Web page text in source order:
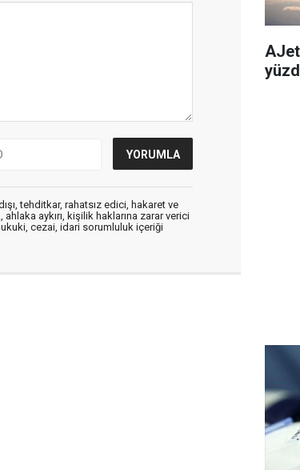
tehditkar, rahatsız edici, hakaret ve
aykırı, kişilik haklarına zarar verici
cezai, idari sorumluluk içeriği